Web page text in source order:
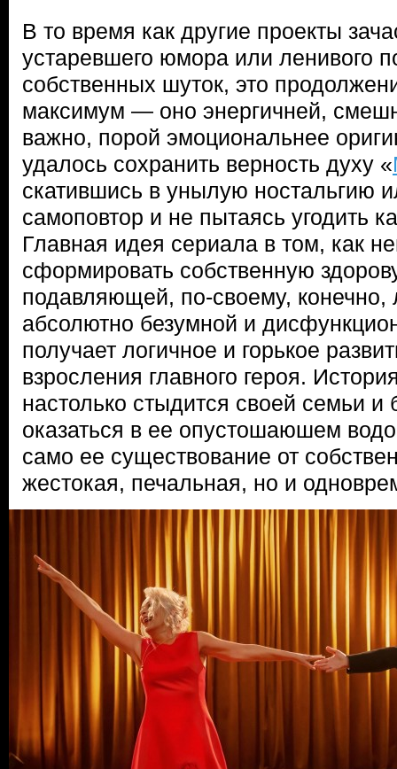
В то время как другие проекты
устаревшего юмора или ленивого
собственных шуток, это
максимум — оно энергичней,
важно, порой эмоциональнее
удалось сохранить верность духу «
скатившись в унылую ностальгию
самоповтор и не пытаясь угодить
Главная идея сериала в том, как
сформировать собственную
подавляющей, по-своему,
абсолютно безумной и
получает логичное и горькое
взросления главного героя.
настолько стыдится своей семьи и
оказаться в ее опустошаюшем
само ее существование от
жестокая, печальная, но и